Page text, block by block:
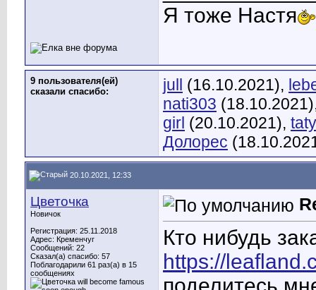
Я тоже Настя
9 пользователя(ей)
сказали cпасибо:
jull (16.10.2021),
nati303
girl (20.10.2021),
Долорес
20.10.2021, 12:33
Цветочка
Новичок
Регистрация: 25.11.2018
Адрес: Кременчуг
Сообщений: 22
Сказал(а) спасибо: 57
Поблагодарили 61 раз(а) в 15
сообщениях
Кто нибудь
https://